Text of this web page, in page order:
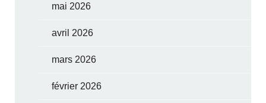
mai 2026
avril 2026
mars 2026
février 2026